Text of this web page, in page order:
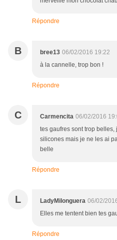
Répondre
B bree13 06/02/2016 19:22
à la cannelle, trop bon !
Répondre
C Carmencita 06/02/2016
tes gaufres sont trop
silicones mais je ne les ai
belle
Répondre
L LadyMilonguera 06/02/
Elles me tentent bien tes
Répondre